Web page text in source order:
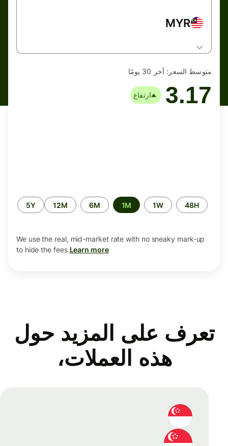
MYR
متوسط السعر: آخر 30 يومًا
3.17 ارتفاع
الفترة
الزمنية
48H
1W
1M
6M
12M
5Y
We use the real, mid-market rate with no sneaky mark-up
to hide the fees.Learn more
تعرف على المزيد حول
هذه العملات،